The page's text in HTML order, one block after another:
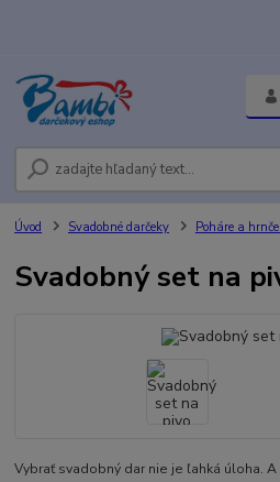
Úvod Svadobné darčeky Poháre a
Svadobný set na
Vybrať svadobný dar nie je ľahká úloha.